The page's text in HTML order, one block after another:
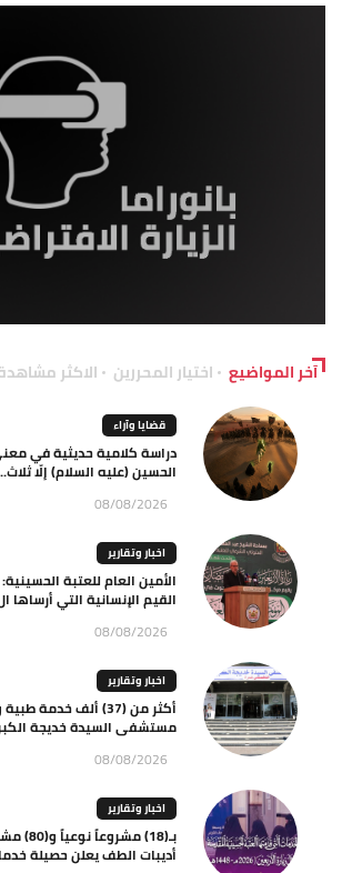
آخر المواضيع اختيار المحررين الاكثر
قضايا وآراء
دراسة كلامية حديثية في
الحسين (عليه السلام) إلّا
08/08/2026
اخبار وتقارير
الأمين العام للعتبة
القيم الإنسانية التي أرساها
08/08/2026
اخبار وتقارير
أكثر من (37) ألف
مستشفى السيدة خديجة
08/08/2026
اخبار وتقارير
بـ(18)
أديبات الطف يعلن حصيلة